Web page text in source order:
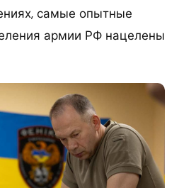
самые опытные
армии РФ нацелены